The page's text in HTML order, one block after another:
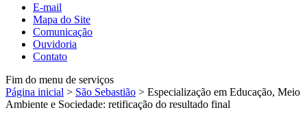
E-mail
Mapa do Site
Comunicação
Ouvidoria
Contato
Fim do menu de serviços
Página inicial > São Sebastião > Especialização em Educação, Meio
Ambiente e Sociedade: retificação do resultado final